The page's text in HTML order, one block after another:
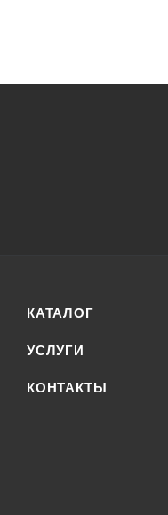
КАТАЛОГ
УСЛУГИ
КОНТАКТЫ